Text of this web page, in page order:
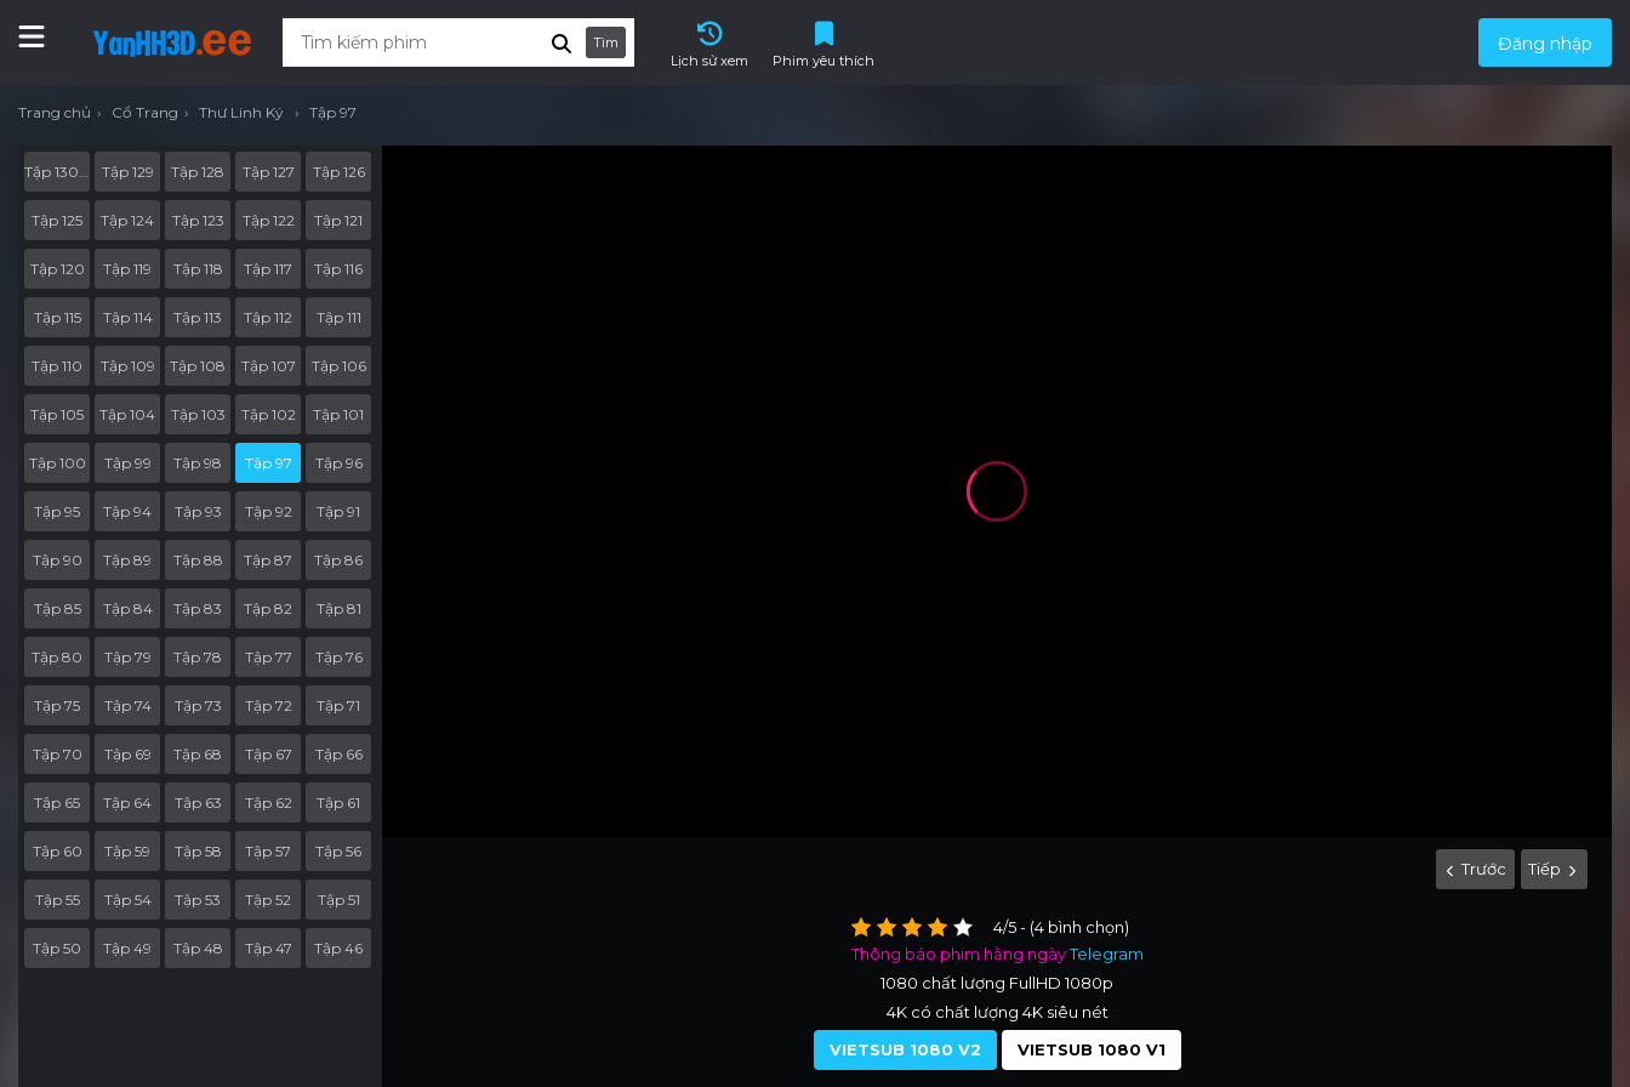
Tìm
Lịch sử xem
Phim yêu thích
Đăng nhập
Trang chủ Cổ Trang Thư Linh Ký Tập 97
Trước Tiếp
4/5 - (4 bình chọn)
Thông báo phim hằng ngàyTelegram
1080 chất lượng FullHD 1080p
4K có chất lượng 4K siêu nét
VIETSUB 1080 V2
VIETSUB 1080 V1
Tập 129 Tập 128 Tập 127 Tập 126
Tập 125 Tập 124 Tập 123 Tập 122 Tập 121
Tập 120 Tập 119 Tập 118 Tập 117 Tập 116
Tập 115 Tập 114 Tập 113 Tập 112 Tập 111
Tập 110 Tập 109 Tập 108 Tập 107 Tập 106
Tập 105 Tập 104 Tập 103 Tập 102 Tập 101
Tập 100 Tập 99 Tập 98 Tập 97 Tập 96
Tập 95 Tập 94 Tập 93 Tập 92 Tập 91
Tập 90 Tập 89 Tập 88 Tập 87 Tập 86
Tập 85 Tập 84 Tập 83 Tập 82 Tập 81
Tập 80 Tập 79 Tập 78 Tập 77 Tập 76
Tập 75 Tập 74 Tập 73 Tập 72 Tập 71
Tập 70 Tập 69 Tập 68 Tập 67 Tập 66
Tập 65 Tập 64 Tập 63 Tập 62 Tập 61
Tập 60 Tập 59 Tập 58 Tập 57 Tập 56
Tập 55 Tập 54 Tập 53 Tập 52 Tập 51
Tập 50 Tập 49 Tập 48 Tập 47 Tập 46